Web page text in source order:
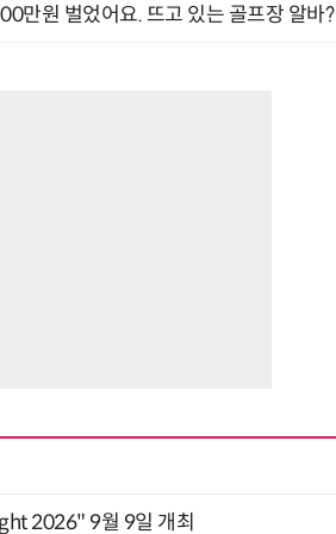
만원 벌었어요. 뜨고 있는 골프장 알바?
2026" 9월 9일 개최